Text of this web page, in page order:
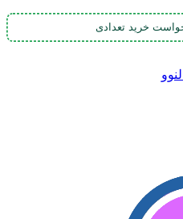
خرید تعدادی